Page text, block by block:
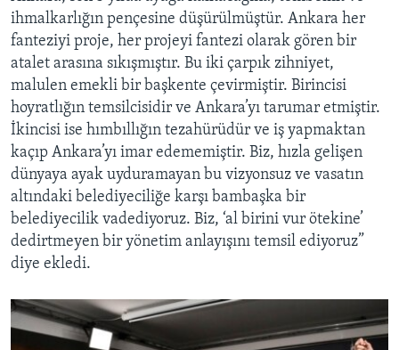
ihmalkarlığın pençesine düşürülmüştür. Ankara her
fanteziyi proje, her projeyi fantezi olarak gören bir
atalet arasına sıkışmıştır. Bu iki çarpık zihniyet,
malulen emekli bir başkente çevirmiştir. Birincisi
hoyratlığın temsilcisidir ve Ankara’yı tarumar etmiştir.
İkincisi ise hımbıllığın tezahürüdür ve iş yapmaktan
kaçıp Ankara’yı imar edememiştir. Biz, hızla gelişen
dünyaya ayak uyduramayan bu vizyonsuz ve vasatın
altındaki belediyeciliğe karşı bambaşka bir
belediyecilik vadediyoruz. Biz, ‘al birini vur ötekine’
dedirtmeyen bir yönetim anlayışını temsil ediyoruz”
diye ekledi.